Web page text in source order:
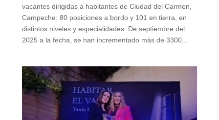
vacantes dirigidas a habitantes de Ciudad del Carmen,
Campeche: 80 posiciones a bordo y 101 en tierra, en
distintos niveles y especialidades. De septiembre del
2025 a la fecha, se han incrementado más de 3300...